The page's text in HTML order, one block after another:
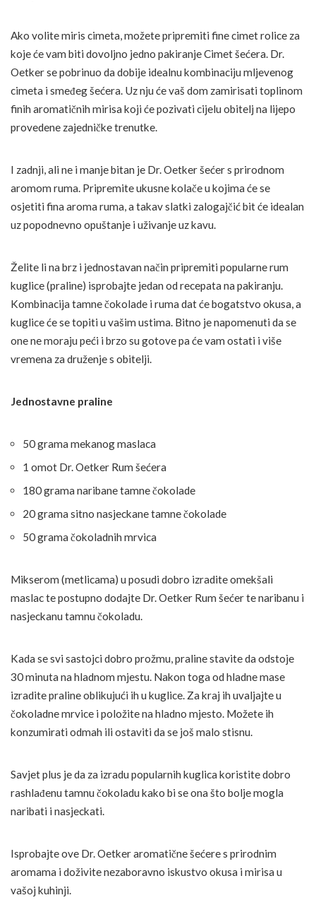
Ako volite miris cimeta, možete pripremiti fine cimet rolice za
koje će vam biti dovoljno jedno pakiranje Cimet šećera. Dr.
Oetker se pobrinuo da dobije idealnu kombinaciju mljevenog
cimeta i smeđeg šećera. Uz nju će vaš dom zamirisati toplinom
finih aromatičnih mirisa koji će pozivati cijelu obitelj na lijepo
provedene zajedničke trenutke.
I zadnji, ali ne i manje bitan je Dr. Oetker šećer s prirodnom
aromom ruma. Pripremite ukusne kolače u kojima će se
osjetiti fina aroma ruma, a takav slatki zalogajčić bit će idealan
uz popodnevno opuštanje i uživanje uz kavu.
Želite li na brz i jednostavan način pripremiti popularne rum
kuglice (praline) isprobajte jedan od recepata na pakiranju.
Kombinacija tamne čokolade i ruma dat će bogatstvo okusa, a
kuglice će se topiti u vašim ustima. Bitno je napomenuti da se
one ne moraju peći i brzo su gotove pa će vam ostati i više
vremena za druženje s obitelji.
Jednostavne praline
50 grama mekanog maslaca
1 omot Dr. Oetker Rum šećera
180 grama naribane tamne čokolade
20 grama sitno nasjeckane tamne čokolade
50 grama čokoladnih mrvica
Mikserom (metlicama) u posudi dobro izradite omekšali
maslac te postupno dodajte Dr. Oetker Rum šećer te naribanu i
nasjeckanu tamnu čokoladu.
Kada se svi sastojci dobro prožmu, praline stavite da odstoje
30 minuta na hladnom mjestu. Nakon toga od hladne mase
izradite praline oblikujući ih u kuglice. Za kraj ih uvaljajte u
čokoladne mrvice i položite na hladno mjesto. Možete ih
konzumirati odmah ili ostaviti da se još malo stisnu.
Savjet plus je da za izradu popularnih kuglica koristite dobro
rashlađenu tamnu čokoladu kako bi se ona što bolje mogla
naribati i nasjeckati.
Isprobajte ove Dr. Oetker aromatične šećere s prirodnim
aromama i doživite nezaboravno iskustvo okusa i mirisa u
vašoj kuhinji.